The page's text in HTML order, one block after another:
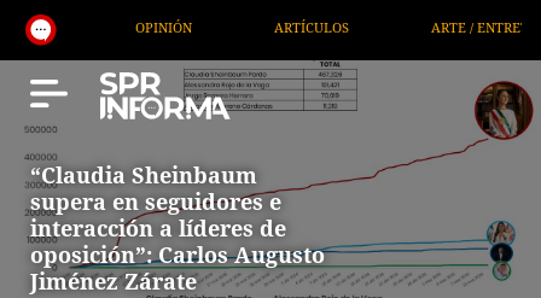
OPINIÓN ARTÍCULOS ARTE / ENTRETENIMIENTO
“Claudia Sheinbaum
supera en seguidores e
interacción a líderes de
oposición”: Carlos Augusto
Jiménez Zárate